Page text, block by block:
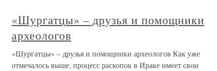
«Шургатцы» – друзья и помощники
археологов
«Шургатцы» – друзья и помощники археологов Как уже
отмечалось выше, процесс раскопок в Ираке имеет свои